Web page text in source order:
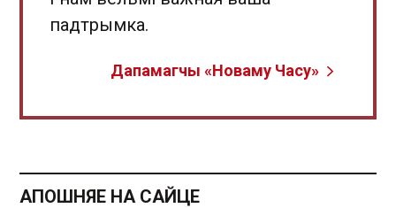
падтрымка.
Дапамагчы «Новаму Часу»
АПОШНЯЕ НА САЙЦЕ